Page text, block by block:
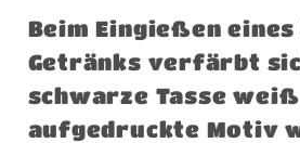
mit
Bedeutung
-
Zaubertasse
mit
Bedeutung
-
Zaubertasse
Beim Eingießen
Getränks verfärbt
schwarze Tasse
aufgedruckte Motiv